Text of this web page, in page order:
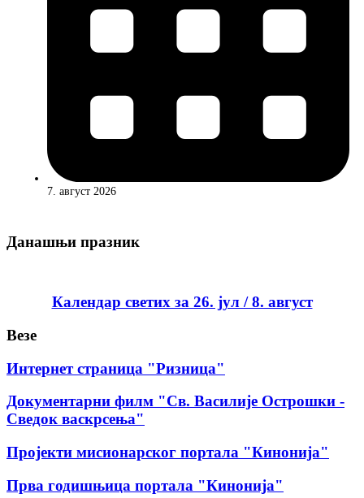
7. август 2026
Данашњи празник
Календар светих за 26. јул / 8. август
Везе
Интернет страница "Ризница"
Документарни филм "Св. Василије Острошки -
Сведок васкрсења"
Пројекти мисионарског портала "Кинонија"
Прва годишњица портала "Кинонија"